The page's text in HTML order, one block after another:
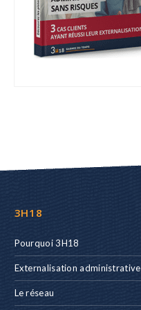
3H18
Pourquoi 3H18
Externalisation administrative
Le réseau